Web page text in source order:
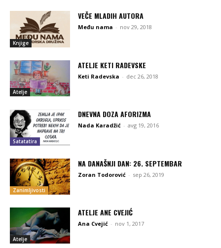
Knjige
VEČE MLADIH AUTORA
Među nama - nov 29, 2018
Atelje
ATELJE KETI RADEVSKE
Keti Radevska - dec 26, 2018
Satatatira
DNEVNA DOZA AFORIZMA
Nada Karadžić - avg 19, 2016
Zanimljivosti
NA DANAŠNJI DAN: 26. SEPTEMBAR
Zoran Todorović - sep 26, 2019
Atelje
ATELJE ANE CVEJIĆ
Ana Cvejić - nov 1, 2017